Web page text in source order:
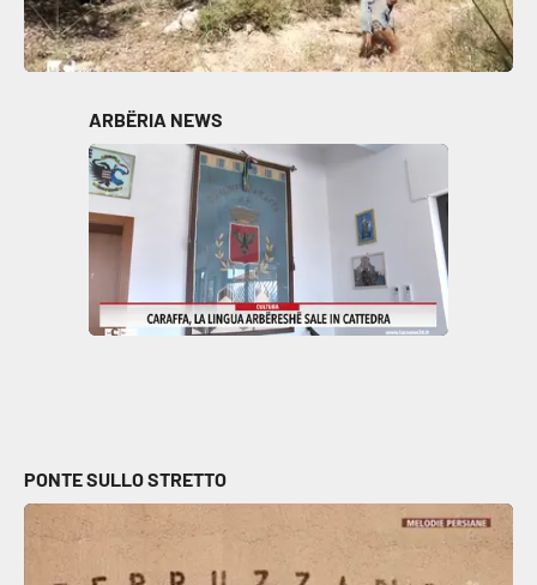
ARBËRIA NEWS
PONTE SULLO STRETTO